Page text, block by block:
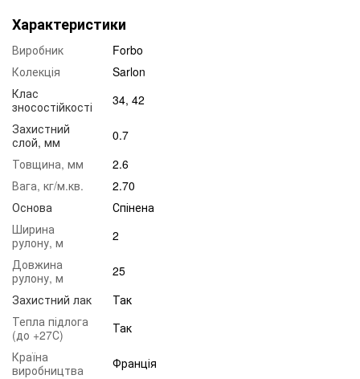
Характеристики
Виробник
Forbo
Колекція
Sarlon
Клас
зносостійкості
34, 42
Захистний
слой, мм
0.7
Товщина, мм
2.6
Вага, кг/м.кв.
2.70
Основа
Спінена
Ширина
рулону, м
2
Довжина
рулону, м
25
Захистний лак
Так
Тепла підлога
(до +27С)
Так
Країна
виробництва
Франція